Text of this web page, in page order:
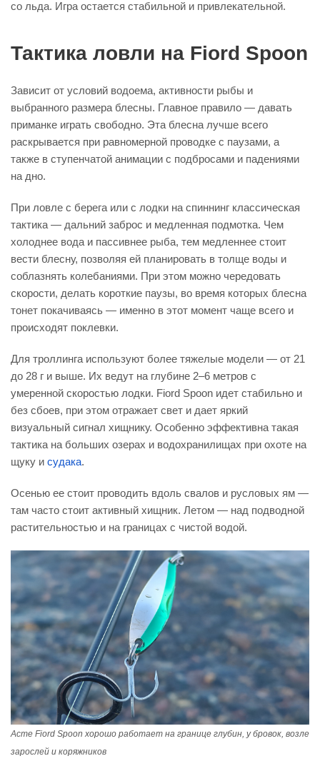
со льда. Игра остается стабильной и привлекательной.
Тактика ловли на Fiord Spoon
Зависит от условий водоема, активности рыбы и
выбранного размера блесны. Главное правило — давать
приманке играть свободно. Эта блесна лучше всего
раскрывается при равномерной проводке с паузами, а
также в ступенчатой анимации с подбросами и падениями
на дно.
При ловле с берега или с лодки на спиннинг классическая
тактика — дальний заброс и медленная подмотка. Чем
холоднее вода и пассивнее рыба, тем медленнее стоит
вести блесну, позволяя ей планировать в толще воды и
соблазнять колебаниями. При этом можно чередовать
скорости, делать короткие паузы, во время которых блесна
тонет покачиваясь — именно в этот момент чаще всего и
происходят поклевки.
Для троллинга используют более тяжелые модели — от 21
до 28 г и выше. Их ведут на глубине 2–6 метров с
умеренной скоростью лодки. Fiord Spoon идет стабильно и
без сбоев, при этом отражает свет и дает яркий
визуальный сигнал хищнику. Особенно эффективна такая
тактика на больших озерах и водохранилищах при охоте на
щуку и судака.
Осенью ее стоит проводить вдоль свалов и русловых ям —
там часто стоит активный хищник. Летом — над подводной
растительностью и на границах с чистой водой.
Acme Fiord Spoon хорошо работает на границе глубин, у бровок, возле
зарослей и коряжников